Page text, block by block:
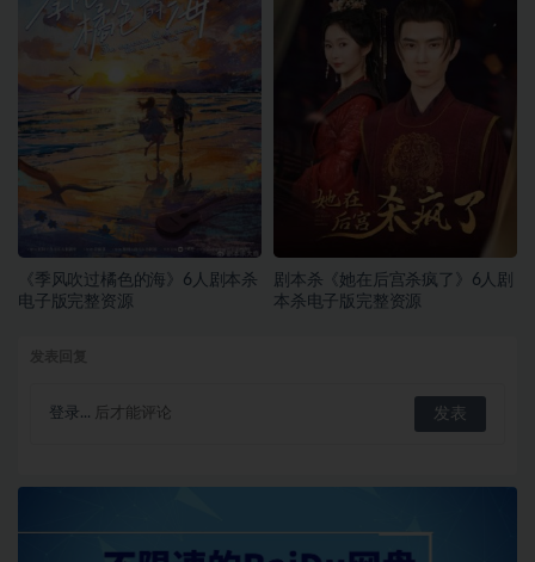
《季风吹过橘色的海》6人剧本杀
电子版完整资源
剧本杀《她在后宫杀疯了》6人剧
本杀电子版完整资源
登录... 后才能评论